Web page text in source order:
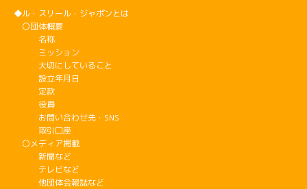
◆ル・スリール・ジャポンとは
〇団体概要
名称
ミッション
大切にしていること
設立年月日
定款
役員
お問い合わせ先・SNS
取引口座
〇メディア掲載
新聞など
テレビなど
他団体会報誌など